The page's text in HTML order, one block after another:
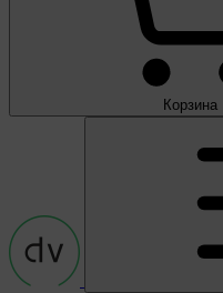
Корзина